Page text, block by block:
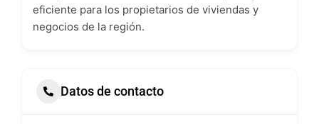
eficiente para los propietarios de viviendas y
negocios de la región.
Datos de contacto